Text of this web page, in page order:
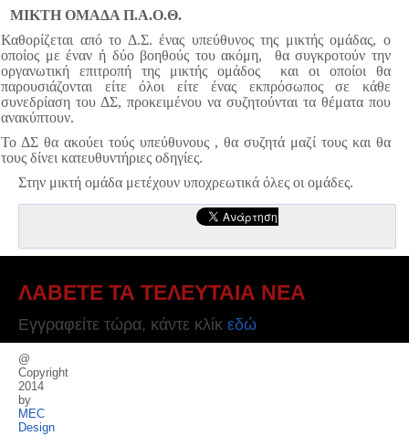
ΜΙΚΤΗ ΟΜΑΔΑ Π.Α.Ο.Θ.
Καθορίζεται από το Δ.Σ. ένας υπεύθυνος της μικτής ομάδας, ο
οποίος με έναν ή δύο βοηθούς του ακόμη, θα συγκροτούν την
οργανωτική επιτροπή της μικτής ομάδος και οι οποίοι θα
παρουσιάζονται είτε όλοι είτε ένας εκπρόσωπος σε κάθε
συνεδρίαση του ΔΣ, προκειμένου να συζητούνται τα θέματα που
ανακύπτουν.
Το ΔΣ θα ακούει τούς υπεύθυνους , θα συζητά μαζί τους και θα
τους δίνει κατευθυντήριες οδηγίες.
Στην μικτή ομάδα μετέχουν υποχρεωτικά όλες οι ομάδες.
ΛΑΒΕΤΕ ΤΑ ΤΕΛΕΥΤΑΙΑ ΝΕΑ
Εγγραφείτε τώρα, κάντε κλίκ εδώ
@
Copyright
2014
by
MEC
Design